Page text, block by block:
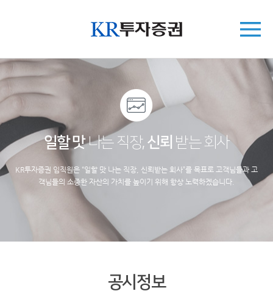
일할 맛나는 직장,신뢰 받는 회사
KR투자증권 임직원은 “일할 맛 나는 직장, 신뢰받는 회사”를 목표로 고객님들과 고
객님들의 소중한 자산의 가치를 높이기 위해 항상 노력하겠습니다.
공시정보